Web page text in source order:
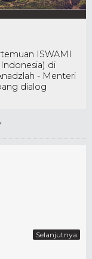
ISWAMI
di
- Menteri
dialog
Selanjutnya